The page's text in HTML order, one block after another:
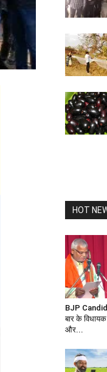
HOT
BJP
बार के
और...